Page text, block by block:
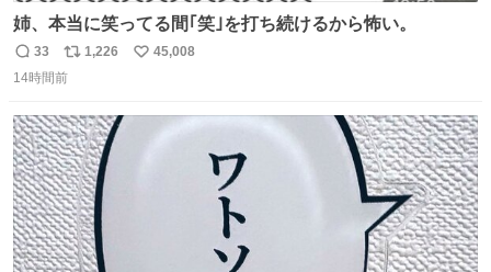
姉、本当に笑ってる間｢笑｣を打ち続けるから怖い。
返
信
33
リ
ポ
ト
数
1,226
い
45,008
14時間前